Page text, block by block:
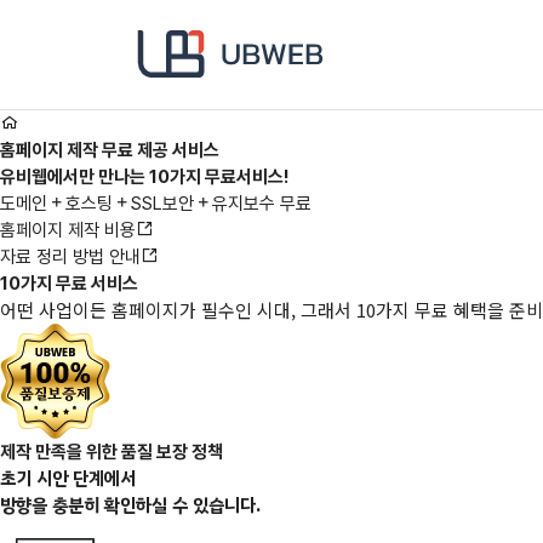
홈페이지 제작 무료 제공 서비스
유비웹에서만 만나는 10가지 무료서비스!
도메인
호스팅 SSL보안
유지보수 무료
홈페이지 제작 비용
자료 정리 방법 안내
10가지 무료 서비스
어떤 사업이든 홈페이지가 필수인 시대, 그래서 10가지 무료 혜택을 준
제작 만족을 위한 품질 보장 정책
초기 시안 단계에서
방향을 충분히 확인하실 수 있습니다.